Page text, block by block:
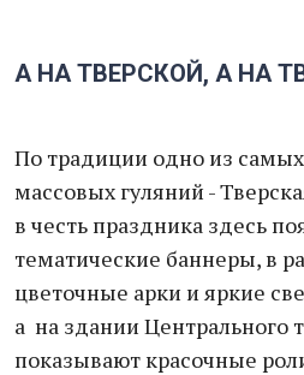
А НА ТВЕРСКОЙ, А НА
По традиции одно из
массовых гуляний -
в честь праздника здесь
тематические баннеры, в
цветочные арки и яркие
а на здании Центрального
показывают красочные